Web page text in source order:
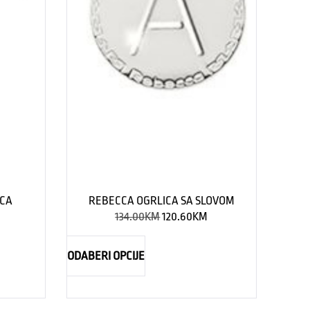
REBECCA OGRLICA SA SLOVOM
134.00KM120.60KM
ODABERI OPCIJE